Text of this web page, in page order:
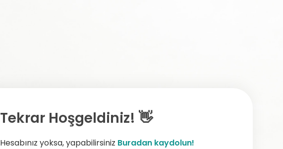
Tekrar Hoşgeldiniz! 👋
Hesabınız yoksa, yapabilirsiniz Buradan kaydolun!